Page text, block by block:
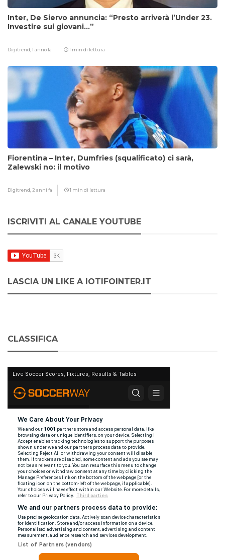
Inter, De Siervo annuncia: “Presto arriverà l’Under 23.
Investire sui giovani…”
Digitrend,1 anno fa 1 min di lettura
Fiorentina – Inter, Dumfries (squalificato) ci sarà,
Zalewski no: il motivo
Digitrend, 2 anni fa 1 min di lettura
ISCRIVITI AL CANALE YOUTUBE
LASCIA UN LIKE A IOTIFOINTER.IT
CLASSIFICA